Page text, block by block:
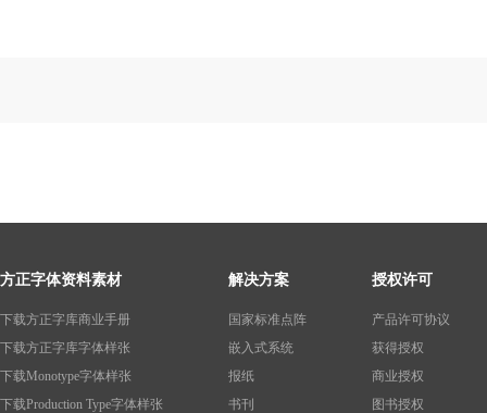
方正字体资料素材
下载方正字库商业手册
下载方正字库字体样张
下载Monotype字体样张
下载Production Type字体样张
解决方案
国家标准点阵
嵌入式系统
报纸
书刊
授权许可
产品许可协议
获得授权
商业授权
图书授权